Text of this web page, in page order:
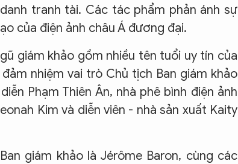
tranh tài. Các tác phẩm phản ánh sự
của điện ảnh châu Á đương đại.
giám khảo gồm nhiều tên tuổi uy tín của
nhiệm vai trò Chủ tịch Ban giám khảo
Phạm Thiên Ân, nhà phê bình điện ảnh
Kim và diễn viên - nhà sản xuất Kaity
giám khảo là Jérôme Baron, cùng các